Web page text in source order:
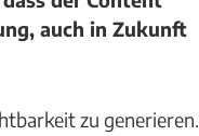
auch in Zukunft
zu generieren.